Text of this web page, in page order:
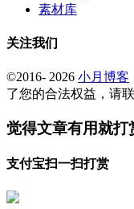
素材库
关注我们
©2016- 2026 小月博客
了您的合法权益，请
觉得文章有用就打
支付宝扫一扫打赏